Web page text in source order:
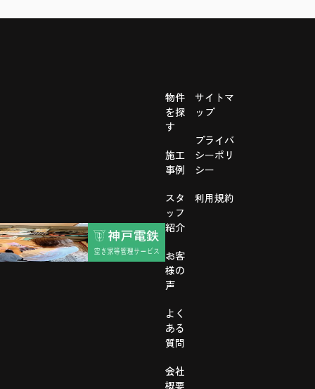
物件
を探
す
施工
事例
スタ
ッフ
紹介
お客
様の
声
よく
ある
質問
会社
概要
サイトマ
ップ
プライバ
シーポリ
シー
利用規約